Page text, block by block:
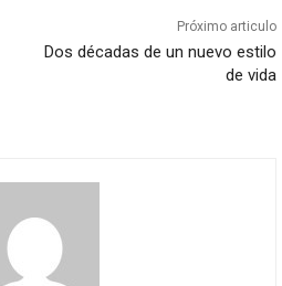
Próximo articulo
Dos décadas de un nuevo estilo
de vida